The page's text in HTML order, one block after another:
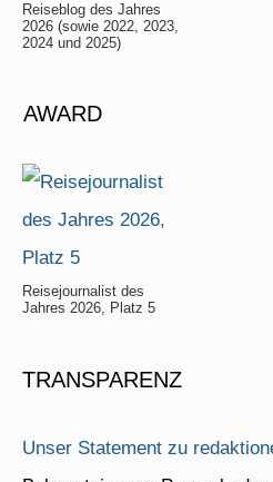
Reiseblog des Jahres
2026 (sowie 2022, 2023,
2024 und 2025)
AWARD
Reisejournalist des
Jahres 2026, Platz 5
TRANSPARENZ
Unser Statement zu